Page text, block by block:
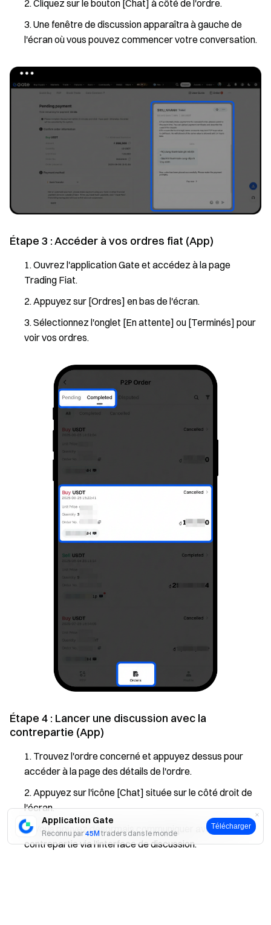
Application Gate
Reconnu par45M traders dans le monde
Télécharger
Cliquez sur le bouton [Chat] à côté de l'ordre.
Une fenêtre de discussion apparaîtra à gauche de
l'écran où vous pouvez commencer votre conversation.
Étape 3 : Accéder à vos ordres fiat (App)
Ouvrez l'application Gate et accédez à la page
Trading Fiat.
Appuyez sur [Ordres] en bas de l'écran.
Sélectionnez l'onglet [En attente] ou [Terminés] pour
voir vos ordres.
Étape 4 : Lancer une discussion avec la
contrepartie (App)
Trouvez l'ordre concerné et appuyez dessus pour
accéder à la page des détails de l'ordre.
Appuyez sur l'icône [Chat] située sur le côté droit de
l'écran.
Vous pouvez désormais communiquer avec votre
contrepartie via l'interface de discussion.